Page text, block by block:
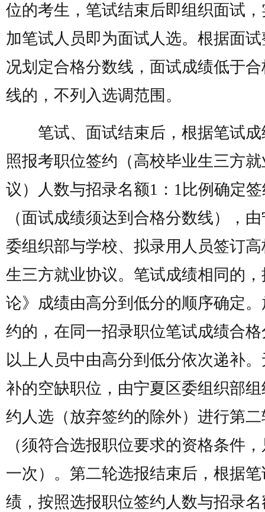
位的考生，笔试结束后即组织面试
加笔试人员即为面试人选。根据面
况划定合格分数线，面试成绩低于
线的，不列入选调范围。
笔试、面试结束后，根据笔试成
照报考职位签约（高校毕业生三方
议）人数与招录名额1：1比例确定
（面试成绩须达到合格分数线），
委组织部与学校、拟录用人员签订
生三方就业协议。笔试成绩相同的
论》成绩由高分到低分的顺序确定
约的，在同一招录职位笔试成绩合
以上人员中由高分到低分依次递补
补的空缺职位，由宁夏区委组织部
约人选（放弃签约的除外）进行第
（须符合选报职位要求的资格条件
一次）。第二轮选报结束后，根据
绩，按照选报职位签约人数与招录名